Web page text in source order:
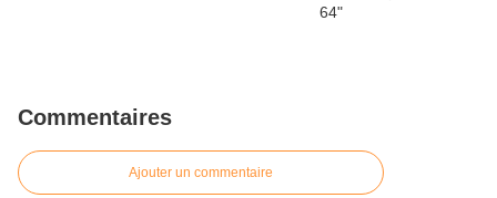
Commentaires
Ajouter un commentaire